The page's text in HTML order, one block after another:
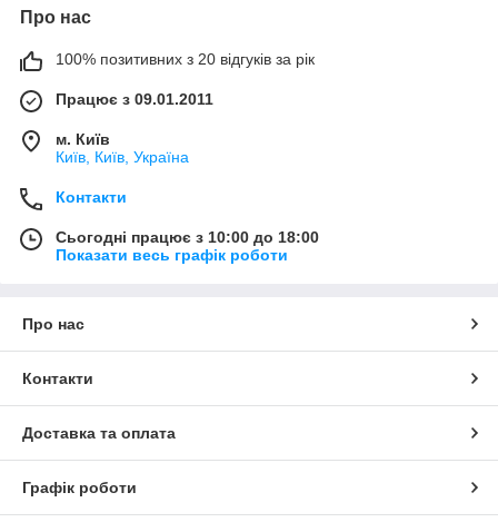
Про нас
100% позитивних з 20 відгуків за рік
Працює з 09.01.2011
м. Київ
Київ, Київ, Україна
Контакти
Сьогодні працює з 10:00 до 18:00
Показати весь графік роботи
Про нас
Контакти
Доставка та оплата
Графік роботи